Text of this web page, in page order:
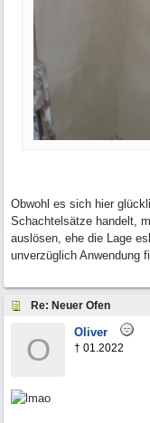
Obwohl es sich hier
Schachtelsätze handelt,
auslösen, ehe die Lage
unverzüglich Anwendung
Re: Neuer Ofen
O Oliver
† 01.2022